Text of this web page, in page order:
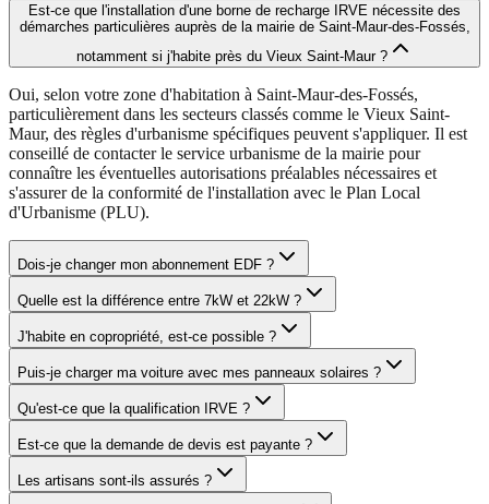
Est-ce que l'installation d'une borne de recharge IRVE nécessite des
démarches particulières auprès de la mairie de Saint-Maur-des-Fossés,
notamment si j'habite près du Vieux Saint-Maur ?
Oui, selon votre zone d'habitation à Saint-Maur-des-Fossés,
particulièrement dans les secteurs classés comme le Vieux Saint-
Maur, des règles d'urbanisme spécifiques peuvent s'appliquer. Il est
conseillé de contacter le service urbanisme de la mairie pour
connaître les éventuelles autorisations préalables nécessaires et
s'assurer de la conformité de l'installation avec le Plan Local
d'Urbanisme (PLU).
Dois-je changer mon abonnement EDF ?
Quelle est la différence entre 7kW et 22kW ?
J'habite en copropriété, est-ce possible ?
Puis-je charger ma voiture avec mes panneaux solaires ?
Qu'est-ce que la qualification IRVE ?
Est-ce que la demande de devis est payante ?
Les artisans sont-ils assurés ?